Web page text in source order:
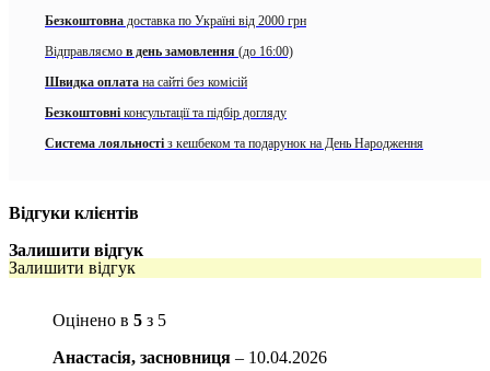
Dr.Melaxin Necksphalt ECM Ceramide Neck Cream
зберігати еластичність шкіри. Завдяки збалансованій формулі крем
для шиї формуєзахисний бар’єр, який мінімізує вплив зовнішніх
всіх типів шкіри – сухої, чутливої та зрілої, і гармонійно доповнює
щоденний догляд.
легко розподіляється, швидко вбирається та забезпечує комфорт без
відчуття перевантаження. Регулярне використання допомагає
підтримувати гладкість і більш підтягнутий вигляд шкіри шиї.
Особливості:
інтенсивно зволожує та підтримує гідробаланс шкіри
сприяє підвищенню пружності та еластичності
Безкоштовна доставка по Україні від 2000 грн
Відправляємо в день замовлення (до 16:00)
Швидка оплата на сайті без комісій
Безкоштовні консультації та підбір догляду
Система лояльності з кешбеком та подарунок на День Народження
Відгуки клієнтів
Залишити відгук
Залишити відгук
Оцінено в 5 з 5
Анастасія, засновниця – 10.04.2026